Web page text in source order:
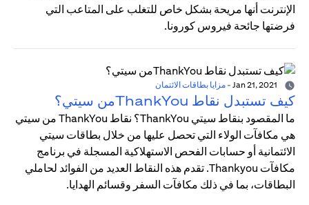
الإنترنت أنها مريحة بشكل خاص للتغلب على المتاعب التي
فرضتها جائحة فيروس كورونا.
- مزايا بطاقات الائتمان
كيف تستبدل نقاط ThankYouمن سيتي؟
ما المقصود بنقاط سيتي ThankYou؟ نقاط ThankYou من سيتي
هي مكافآت الولاء التي تحصل عليها من خلال بطاقات سيتي
الائتمانية أو حسابات الفحص الاستهلاكية المسجلة في برنامج
مكافآت Thankyou. تقدم هذه النقاط العديد من الفوائد لحاملي
البطاقات، بما في ذلك مكافآت السفر وقسائم الهدايا.